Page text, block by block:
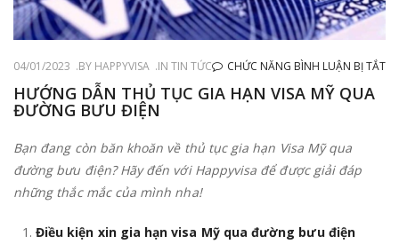
04/01/2023 BY HAPPYVISA IN TIN TỨC CHỨC NĂNG BÌNH LUẬN BỊ TẮTỞ
HƯỚNG DẪN THỦ TỤC GIA HẠN VISA MỸ QUA
ĐƯỜNG BƯU ĐIỆN
Bạn đang còn băn khoăn về thủ tục gia hạn Visa Mỹ qua
đường bưu điện? Hãy đến với Happyvisa để được giải đáp
những thắc mắc của mình nha!
Điều kiện xin gia hạn visa Mỹ qua đường bưu điện